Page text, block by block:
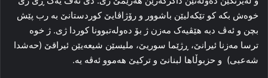
خوەش بكە كو تێكەلیێن باشوور و رۆژاڤایێ كوردستانێ بە رب پێش
بچن و ئه‌ڤ دبه‌ هێڤیه‌ک مه‌زن ژ بۆ ده‌وله‌تبوونا کوردا ژی. ژ خوه‌
ترسا مه‌زنا ئیرانێ، ڕ‌ژێما سوریێ، ملیسێن شیعه‌یێن ئیراقێ (حه‌شدا
شه‌عبی) و حزبوڵاها لبنانێ و ترکیێ‌ هه‌موو ئه‌ڤه یە‌.